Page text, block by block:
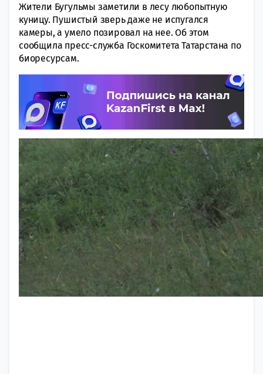
Жители Бугульмы заметили в лесу любопытную
куницу. Пушистый зверь даже не испугался
камеры, а умело позировал на нее. Об этом
сообщила пресс-служба Госкомитета Татарстана по
биоресурсам.